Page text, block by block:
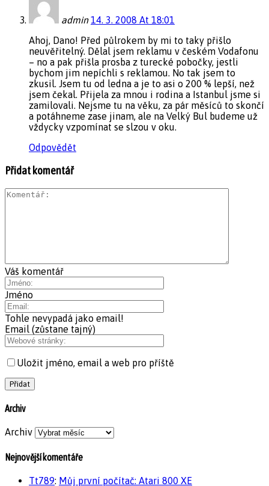
admin 14. 3. 2008 At 18:01
Ahoj, Dano! Před půlrokem by mi to taky přišlo
neuvěřitelný. Dělal jsem reklamu v českém Vodafonu
– no a pak přišla prosba z turecké pobočky, jestli
bychom jim nepíchli s reklamou. No tak jsem to
zkusil. Jsem tu od ledna a je to asi o 200 % lepší, než
jsem čekal. Přijela za mnou i rodina a Istanbul jsme si
zamilovali. Nejsme tu na věku, za pár měsíců to skončí
a potáhneme zase jinam, ale na Velký Bul budeme už
vždycky vzpomínat se slzou v oku.
Odpovědět
Přidat komentář
Váš komentář
Jméno
Tohle nevypadá jako email!
Email (zůstane tajný)
Uložit jméno, email a web pro příště
Archiv
Archiv
Nejnovější komentáře
Tt789: Můj první počítač: Atari 800 XE